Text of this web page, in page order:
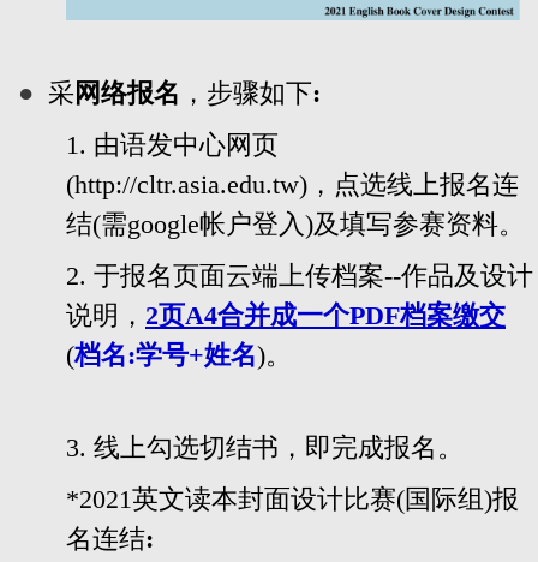
● 采 网络报名 ，步骤如下:
1. 由语发中心网页
(http://cltr.asia.edu.tw)，点选线上报名连
结(需google帐户登入)及填写参赛资料。
2. 于报名页面云端上传档案--作品及设计
说明， 2页A4合并成一个PDF档案缴交
(档名:学号+姓名)。
3. 线上勾选切结书，即完成报名。
*2021英文读本封面设计比赛(国际组)报
名连结: